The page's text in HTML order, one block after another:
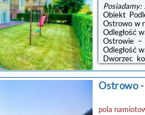
Posiadamy:
Obiekt
Ostrowo w
Odległość
Ostrowie
Odległość
Dworzec
Gdynia
wyborem
miejsc od
łazienka.
Ostrowo-
pola